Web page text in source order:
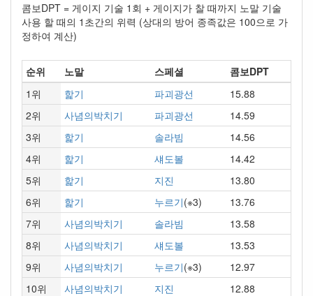
콤보DPT = 게이지 기술 1회 + 게이지가 찰 때까지 노말 기술
사용 할 때의 1초간의 위력 (상대의 방어 종족값은 100으로 가
정하여 계산)
순위 노말 스페셜
콤보DPT
1위
핥기 파괴광선
15.88
2위
사념의박치기 파괴광선
14.59
3위
핥기 솔라빔
14.56
4위
핥기 섀도볼
14.42
5위
핥기 지진
13.80
6위
핥기 누르기(※3)
13.76
7위
사념의박치기 솔라빔
13.58
8위
사념의박치기 섀도볼
13.53
9위
사념의박치기 누르기(※3)
12.97
10위
사념의박치기 지진 12.88